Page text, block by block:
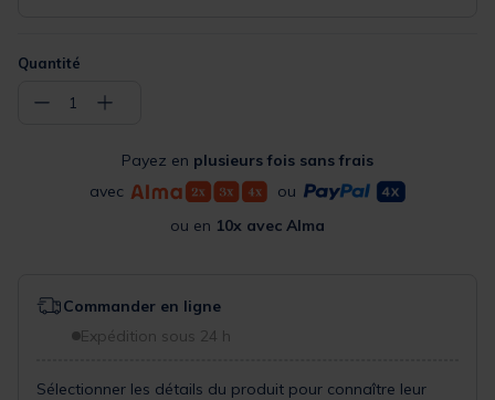
Quantité
− 1 +
Payez en plusieurs fois sans frais
avec
ou
ou en 10x avec Alma
Commander en ligne
Expédition sous 24 h
Sélectionner les détails du produit pour connaître leur